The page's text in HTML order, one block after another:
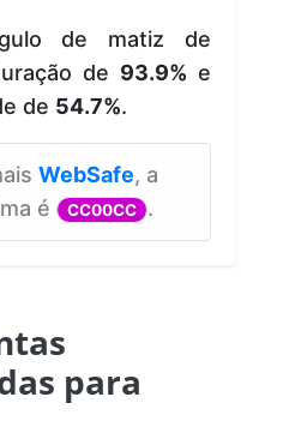
de matiz de
de 93.9% e
de 54.7%.
WebSafe, a
é
CC00CC .
para